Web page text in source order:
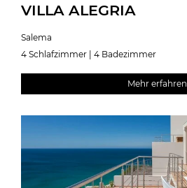
VILLA ALEGRIA
Salema
4 Schlafzimmer | 4 Badezimmer
Mehr erfahren